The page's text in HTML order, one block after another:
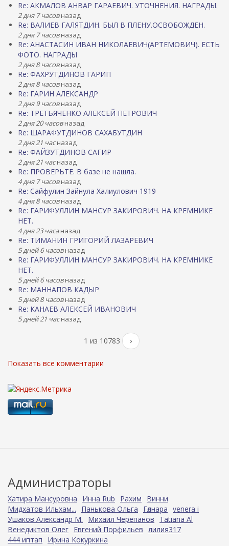
Re: АКМАЛОВ АНВАР ГАРАЕВИЧ. УТОЧНЕНИЯ. НАГРАДЫ.
2 дня 7 часовназад
Re: ВАЛИЕВ ГАЛЯТДИН. БЫЛ В ПЛЕНУ.ОСВОБОЖДЕН.
2 дня 7 часовназад
Re: АНАСТАСИН ИВАН НИКОЛАЕВИЧ(АРТЕМОВИЧ). ЕСТЬ
ФОТО. НАГРАДЫ
2 дня 8 часовназад
Re: ФАХРУТДИНОВ ГАРИП
2 дня 8 часовназад
Re: ГАРИН АЛЕКСАНДР
2 дня 9 часовназад
Re: ТРЕТЬЯЧЕНКО АЛЕКСЕЙ ПЕТРОВИЧ
2 дня 20 часовназад
Re: ШАРАФУТДИНОВ САХАБУТДИН
2 дня 21 часназад
Re: ФАЙЗУТДИНОВ САГИР
2 дня 21 часназад
Re: ПРОВЕРЬТЕ. В базе не нашла.
4 дня 7 часовназад
Re: Сайфулин Зайнула Халиулович 1919
4 дня 8 часовназад
Re: ГАРИФУЛЛИН МАНСУР ЗАКИРОВИЧ. НА КРЕМНИКЕ
НЕТ.
4 дня 23 часаназад
Re: ТИМАНИН ГРИГОРИЙ ЛАЗАРЕВИЧ
5 дней 6 часовназад
Re: ГАРИФУЛЛИН МАНСУР ЗАКИРОВИЧ. НА КРЕМНИКЕ
НЕТ.
5 дней 6 часовназад
Re: МАННАПОВ КАДЫР
5 дней 8 часовназад
Re: КАНАЕВ АЛЕКСЕЙ ИВАНОВИЧ
5 дней 21 часназад
1 из 10783 ›
Показать все комментарии
Администраторы
Хатира Мансуровна Инна Rub Рахим
Винни
Мидхатов Ильхам...
Панькова Ольга Гөлнара venera i
Ушаков Александр М.
Михаил Черепанов
Tatiana Al
Венедиктов Олег Евгений Порфильев лилия317
444 иптап
Ирина Кокуркина